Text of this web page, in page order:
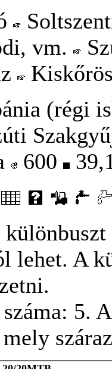
vm.
(régi
600
lehet. A
5.